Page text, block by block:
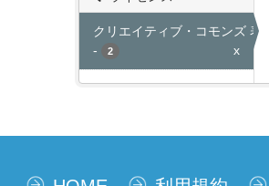
クリエイティブ・コモンズ 表示
-
2 x